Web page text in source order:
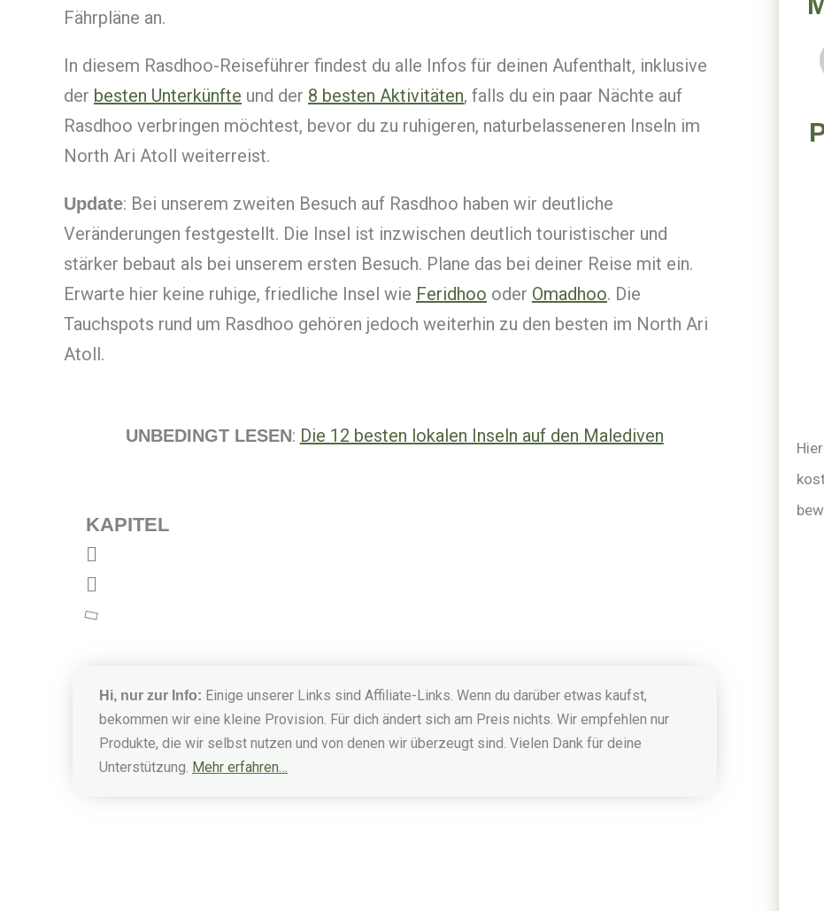
Fährpläne an.
In diesem Rasdhoo-Reiseführer findest du alle Infos für deinen Aufenthalt, inklusive
der besten Unterkünfte und der 8 besten Aktivitäten, falls du ein paar Nächte auf
Rasdhoo verbringen möchtest, bevor du zu ruhigeren, naturbelasseneren Inseln im
North Ari Atoll weiterreist.
Update: Bei unserem zweiten Besuch auf Rasdhoo haben wir deutliche
Veränderungen festgestellt. Die Insel ist inzwischen deutlich touristischer und
stärker bebaut als bei unserem ersten Besuch. Plane das bei deiner Reise mit ein.
Erwarte hier keine ruhige, friedliche Insel wie Feridhoo oder Omadhoo. Die
Tauchspots rund um Rasdhoo gehören jedoch weiterhin zu den besten im North Ari
Atoll.
UNBEDINGT LESEN: Die 12 besten lokalen Inseln auf den Malediven
KAPITEL
Hi, nur zur Info: Einige unserer Links sind Affiliate-Links. Wenn du darüber etwas kaufst,
bekommen wir eine kleine Provision. Für dich ändert sich am Preis nichts. Wir empfehlen nur
Produkte, die wir selbst nutzen und von denen wir überzeugt sind. Vielen Dank für deine
Unterstützung. Mehr erfahren…